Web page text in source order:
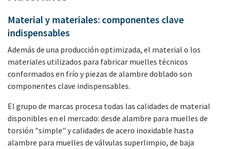
Material y materiales: componentes clave
indispensables
Además de una producción optimizada, el material o los
materiales utilizados para fabricar muelles técnicos
conformados en frío y piezas de alambre doblado son
componentes clave indispensables.
El grupo de marcas procesa todas las calidades de material
disponibles en el mercado: desde alambre para muelles de
torsión "simple" y calidades de acero inoxidable hasta
alambre para muelles de válvulas superlimpio, de baja